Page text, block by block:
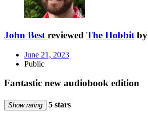
John Best reviewed The Hobbit by
June 21, 2023
Public
Fantastic new audiobook edition
Show rating 5 stars